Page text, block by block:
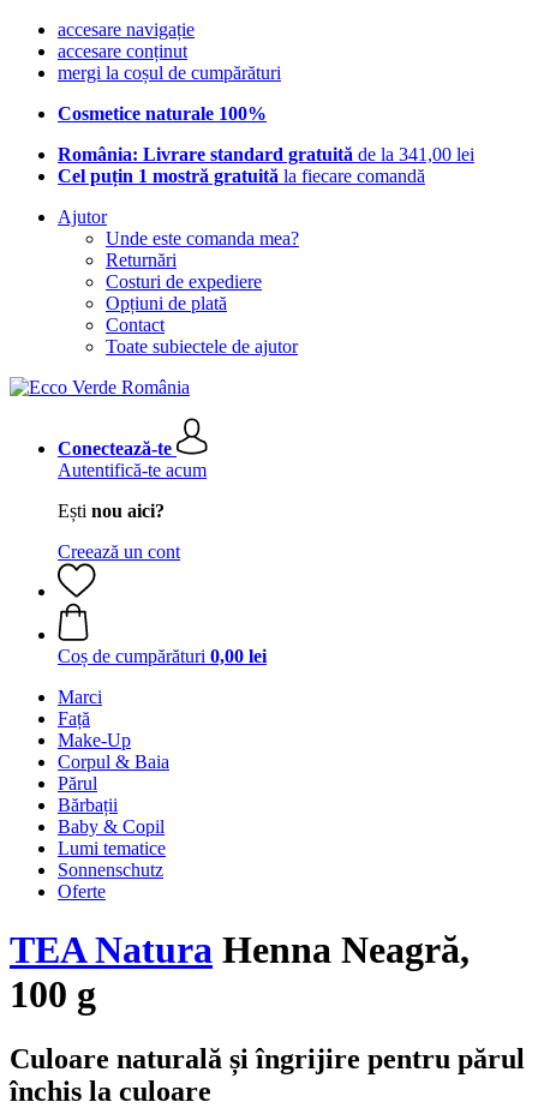
accesare navigație
accesare conținut
mergi la coșul de cumpărături
Cosmetice naturale 100%
România: Livrare standard gratuită de la 341,00 lei
Cel puțin 1 mostră gratuită la fiecare comandă
Ajutor
Unde este comanda mea?
Returnări
Costuri de expediere
Opțiuni de plată
Contact
Toate subiectele de ajutor
Conectează-te
Autentifică-te acum
Ești nou aici?
Creează un cont
Coș de cumpărături 0,00 lei
Marci
Față
Make-Up
Corpul & Baia
Părul
Bărbații
Baby & Copil
Lumi tematice
Sonnenschutz
Oferte
TEA Natura Henna Neagră,
100 g
Culoare naturală și îngrijire pentru părul
închis la culoare